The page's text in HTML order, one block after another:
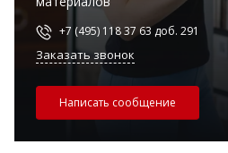
+7 (495) 118 37 63 доб. 291
Заказать звонок
Написать сообщение